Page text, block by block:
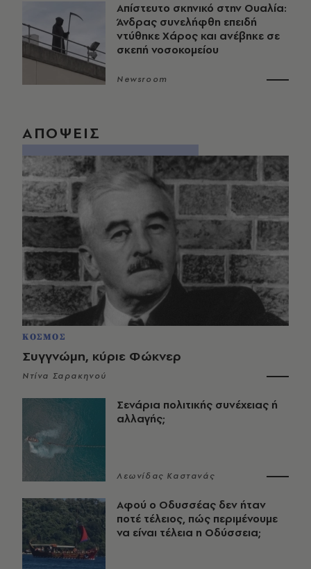
Απίστευτο σκηνικό στην Ουαλία:
Άνδρας συνελήφθη επειδή
ντύθηκε Χάρος και ανέβηκε σε
σκεπή νοσοκομείου
Newsroom
ΑΠΟΨΕΙΣ
ΚΟΣΜΟΣ
Συγγνώμη, κύριε Φώκνερ
Ντίνα Σαρακηνού
Σενάρια πολιτικής συνέχειας ή
αλλαγής;
Λεωνίδας Καστανάς
Αφού ο Οδυσσέας δεν ήταν
ποτέ τέλειος, πώς περιμένουμε
να είναι τέλεια η Οδύσσεια;